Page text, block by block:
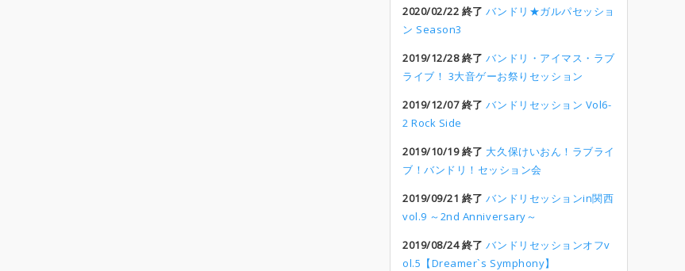
2020/02/22 終了 バンドリ★ガルパセッショ
ン Season3
2019/12/28 終了 バンドリ・アイマス・ラブ
ライブ！ 3大音ゲーお祭りセッション
2019/12/07 終了 バンドリセッション Vol6-
2 Rock Side
2019/10/19 終了 大久保けいおん！ラブライ
ブ！バンドリ！セッション会
2019/09/21 終了 バンドリセッションin関西
vol.9 ～2nd Anniversary～
2019/08/24 終了 バンドリセッションオフv
ol.5【Dreamer`s Symphony】